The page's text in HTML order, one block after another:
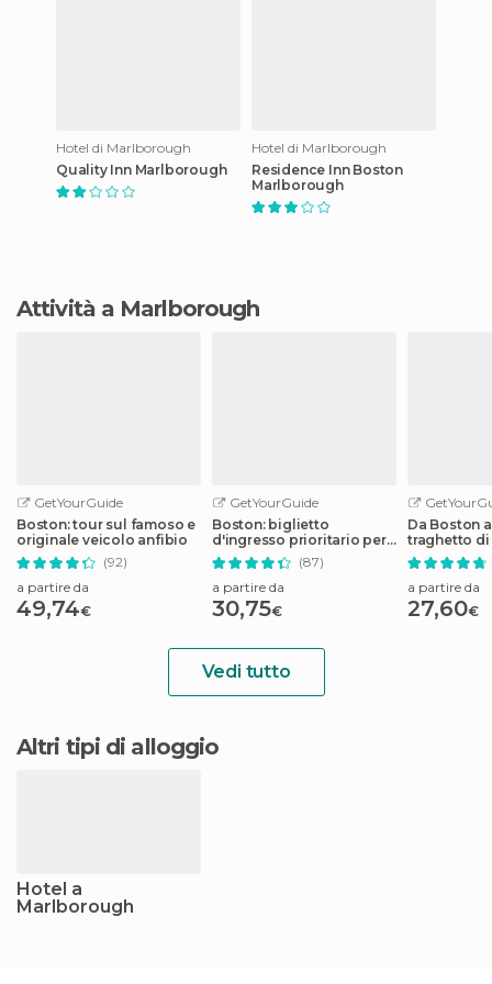
Hotel di Marlborough
Quality Inn Marlborough
Hotel di Marlborough
Residence Inn Boston
Marlborough
Attività a Marlborough
GetYourGuide
Boston: tour sul famoso e
originale veicolo anfibio
(92)
a partire da
49,74€
GetYourGuide
Boston: biglietto
d'ingresso prioritario per
il New England Aquarium
(87)
a partire da
30,75€
Da Boston
traghetto di
andata/
a partire da
27,60€
Vedi tutto
Altri tipi di alloggio
Hotel a
Marlborough